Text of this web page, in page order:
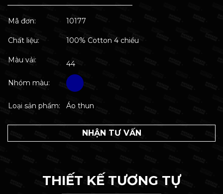
Mã đơn: 10177
Chất liệu: 100% Cotton 4 chiều
Màu vải: 44
Nhóm màu:
Loại sản phẩm: Áo thun
NHẬN TƯ VẤN
THIẾT KẾ TƯƠNG TỰ